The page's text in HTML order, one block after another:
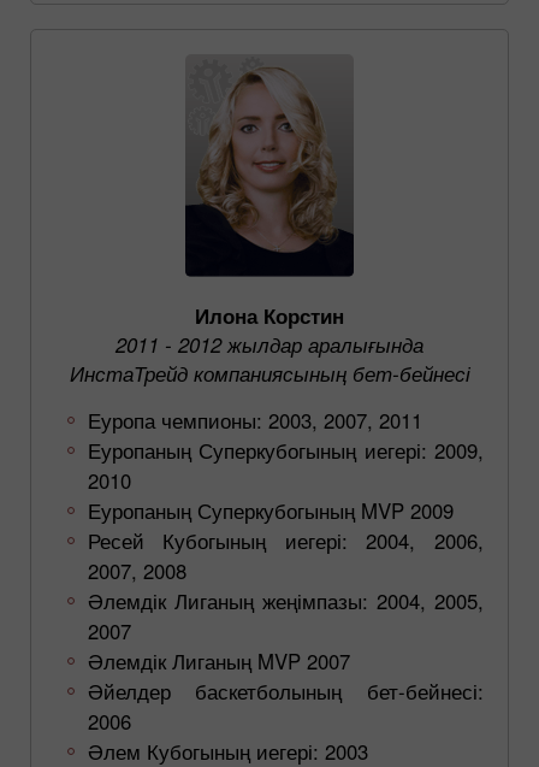
Илона Корстин
2011 - 2012 жылдар аралығында
ИнстаТрейд компаниясының бет-бейнесі
Еуропа чемпионы: 2003, 2007, 2011
Еуропаның Суперкубогының иегері: 2009,
2010
Еуропаның Суперкубогының MVP 2009
Ресей Кубогының иегері: 2004, 2006,
2007, 2008
Әлемдік Лиганың жеңімпазы: 2004, 2005,
2007
Әлемдік Лиганың MVP 2007
Әйелдер баскетболының бет-бейнесі:
2006
Әлем Кубогының иегері: 2003